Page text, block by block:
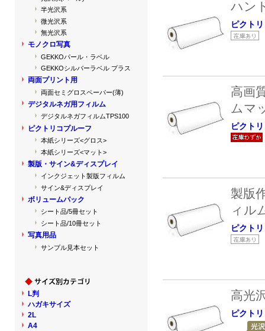
ハン
ピクト
高画
ムマ
ピクト
製版
ィル
ピクト
高光
ピクト
半光沢系
微光沢系
無光沢系
モノクロ写真
GEKKOパール・ラベル
GEKKOシルバーラベル プラス
両面プリント用
両面セミグロスペーパー(薄)
デジタルネガ用フィルム
デジタルネガフィルムTPS100
ピクトリコプルーフ
本紙シリーズ<グロス>
本紙シリーズ<マット>
製版・サイン&ディスプレイ
インクジェット製版フィルム
サイン&ディスプレイ
ボリュームパック
シート品/5冊セット
シート品/10冊セット
写真用品
サンプル見本セット
L判
ハガキサイズ
2L
A4